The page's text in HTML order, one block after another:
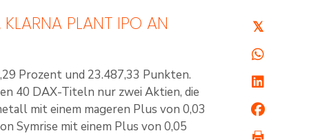
PLANT IPO AN
Prozent und 23.487,33 Punkten.
40 DAX-Titeln nur zwei Aktien, die
mit einem mageren Plus von 0,03
Symrise mit einem Plus von 0,05
𝕏